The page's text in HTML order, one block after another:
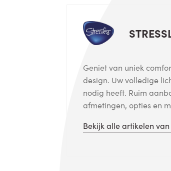
Geniet van uniek
design. Uw volledige
nodig heeft. Ruim
afmetingen, opties en
Bekijk alle artikelen van